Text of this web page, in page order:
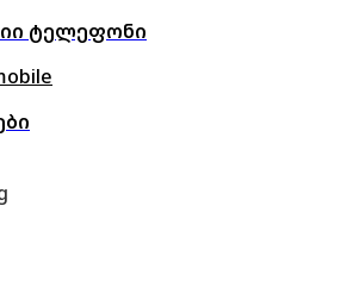
ტელეფონი